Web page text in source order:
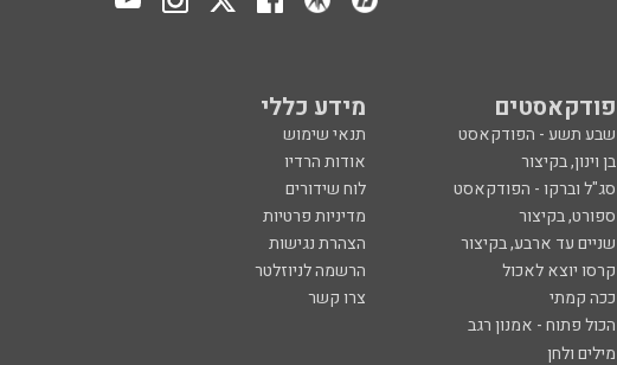
פודקאסטים מידע כללי
שבע תשע - הפודקאסט
תנאי שימוש
בן וינון, בקיצור
אודות הרדיו
סג"ל וברקו - הפודקאסט
לוח שידורים
ספורט, בקיצור
מדיניות פרטיות
שניים עד ארבע, בקיצור
הצהרת נגישות
קרסו יוצא לאכול
הרשמה לניוזלטר
ככה קמתי
צרו קשר
הכול פתוח - אמנון רגב
מילים ולחן